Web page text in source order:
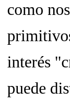
como
interés
puede